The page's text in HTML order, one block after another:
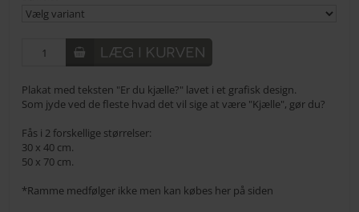
Plakat med teksten "Er du kjælle?" lavet i et grafisk design.
Som jyde ved de fleste hvad det vil sige at være "Kjælle", gør du?
Fås i 2 forskellige størrelser:
30 x 40 cm.
50 x 70 cm.
*Ramme medfølger ikke men kan købes her på siden